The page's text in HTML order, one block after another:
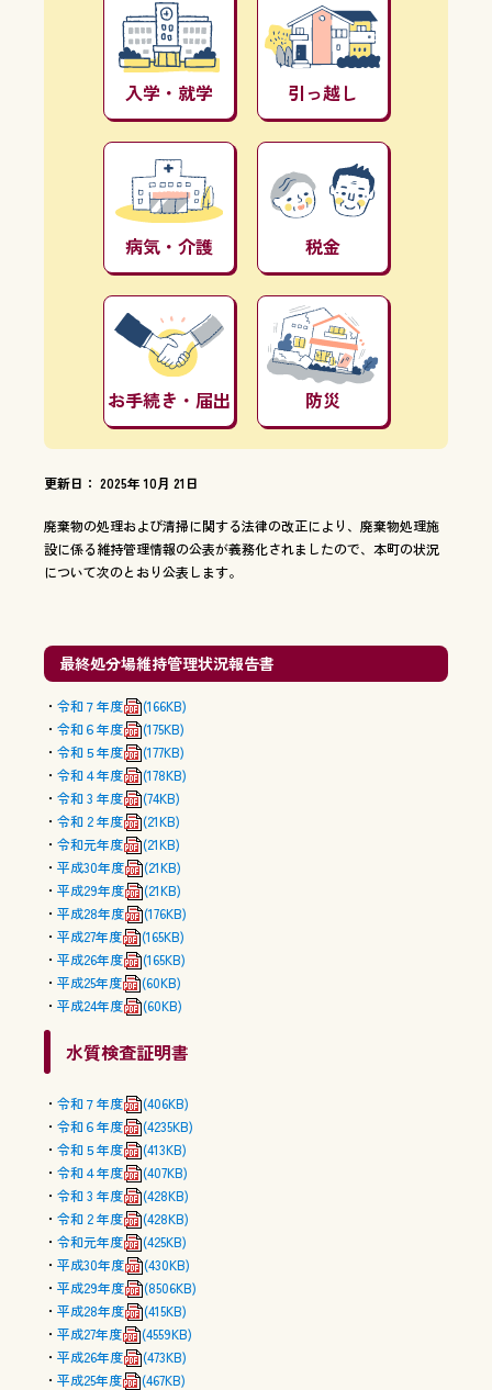
入学・就学 引っ越し
病気・介護 税金
お手続き・届出 防災
更新日： 2025年 10月 21日
廃棄物の処理および清掃に関する法律の改正により、廃棄物処理施
設に係る維持管理情報の公表が義務化されましたので、本町の状況
について次のとおり公表します。
最終処分場維持管理状況報告書
令和７年度
(166KB)
令和６年度
(175KB)
令和５年度
(177KB)
令和４年度
(178KB)
令和 3 年度
(74KB)
令和 2 年度
(21KB)
令和元年度
(21KB)
平成30年度
(21KB)
平成29年度
(21KB)
平成28年度
(176KB)
平成27年度
(165KB)
平成26年度
(165KB)
平成25年度
(60KB)
平成24年度
(60KB)
水質検査証明書
令和７年度
(406KB)
令和６年度
(4235KB)
令和５年度
(413KB)
令和４年度
(407KB)
令和 3 年度
(428KB)
令和 2 年度
(428KB)
令和元年度
(425KB)
平成30年度
(430KB)
平成29年度
(8506KB)
平成28年度
(415KB)
平成27年度
(4559KB)
平成26年度
(473KB)
平成25年度
(467KB)